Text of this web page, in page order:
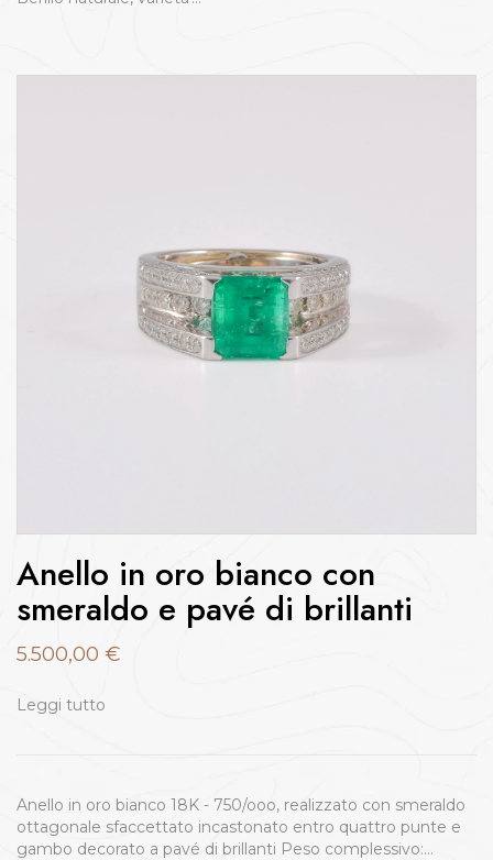
Anello in oro bianco con
smeraldo e pavé di brillanti
5.500,00 €
Leggi tutto
Anello in oro bianco 18K - 750/ooo, realizzato con smeraldo
ottagonale sfaccettato incastonato entro quattro punte e
gambo decorato a pavé di brillanti Peso complessivo:…